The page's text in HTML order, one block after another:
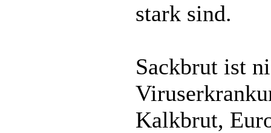
stark sind.
Sackbrut ist
Kalkbrut,